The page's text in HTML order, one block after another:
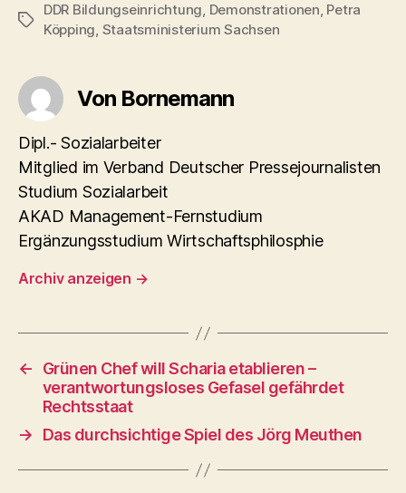
Schlagwörter
DDR Bildungseinrichtung, Demonstrationen, Petra
Köpping, Staatsministerium Sachsen
Von Bornemann
Dipl.- Sozialarbeiter
Mitglied im Verband Deutscher Pressejournalisten
Studium Sozialarbeit
AKAD Management-Fernstudium
Ergänzungsstudium Wirtschaftsphilosphie
Archiv anzeigen →
←
Grünen Chef will Scharia etablieren –
verantwortungsloses Gefasel gefährdet
Rechtsstaat
→
Das durchsichtige Spiel des Jörg Meuthen